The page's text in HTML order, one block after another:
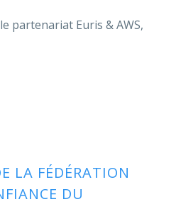
partenariat Euris & AWS,
LA FÉDÉRATION
DU